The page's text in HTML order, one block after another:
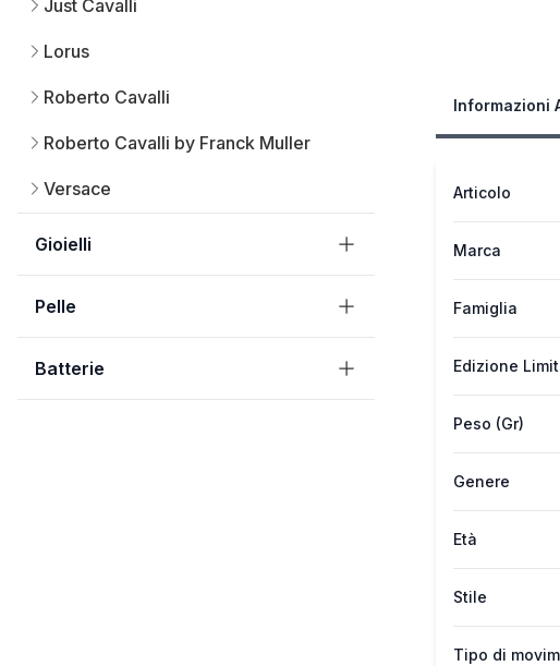
Just Cavalli
Lorus
Roberto Cavalli
Roberto Cavalli by Franck Muller
Versace
Gioielli
Pelle
Batterie
Informazioni
Articolo
Marca
Famiglia
Edizione
Peso (Gr)
Genere
Età
Stile
Tipo di